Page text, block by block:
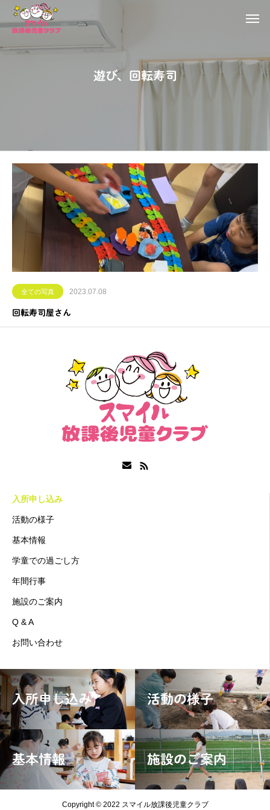
遊び、回転寿司
全ての写真 2023.07.08
回転寿司屋さん
入所申し込み
活動の様子
基本情報
学童での過ごし方
年間行事
施設のご案内
Q & A
お問い合わせ
入所申し込み 活動の様子
基本情報 施設のご案内
Copyright © 2022 スマイル放課後児童クラブ